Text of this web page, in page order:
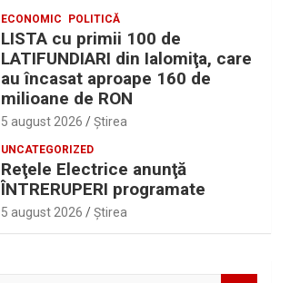
ECONOMIC POLITICĂ
LISTA cu primii 100 de
LATIFUNDIARI din Ialomiţa, care
au încasat aproape 160 de
milioane de RON
5 august 2026 Ştirea
UNCATEGORIZED
Reţele Electrice anunţă
ÎNTRERUPERI programate
5 august 2026 Ştirea